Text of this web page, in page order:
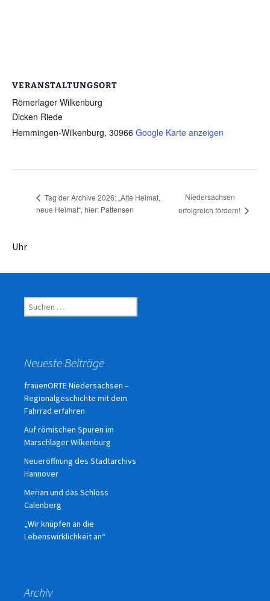
VERANSTALTUNGSORT
Römerlager Wilkenburg
Dicken Riede
Hemmingen-Wilkenburg, 30966 Google Karte anzeigen
Tag der Archive 2026: „Alte Heimat,
neue Heimat“, hier: Pattensen
Niedersachsen
erfolgreich fördern!
Uhr
Suchen
nach:
Neueste Beiträge
frauenORTE Niedersachsen –
Regionalgeschichte mit dem
Fahrrad erfahren
Auf römischen Spuren im
Marschlager Wilkenburg
Neueröffnung des Stadtarchivs
Hannover
Merian und das Schloss
Calenberg
„Wir knüpfen an die
Lebenswirklichkeit an“
Archiv